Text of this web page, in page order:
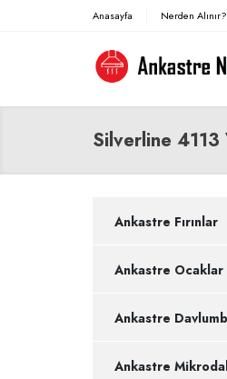
Anasayfa Nerden Alınır?
Silverline 4113
Ankastre Fırınlar
Ankastre Ocaklar
Ankastre
Ankastre